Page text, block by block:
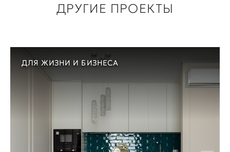
ДРУГИЕ ПРОЕКТЫ
ДЛЯ ЖИЗНИ И БИЗНЕСА